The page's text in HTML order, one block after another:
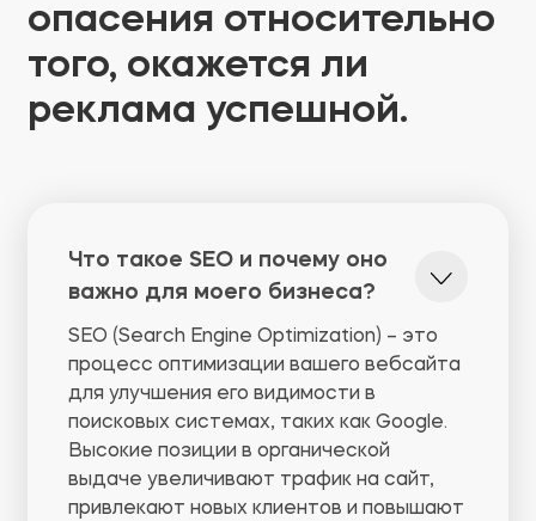
опасения относительно
того, окажется ли
реклама успешной.
Что такое SEO и почему оно
важно для моего бизнеса?
SEO (Search Engine Optimization) – это
процесс оптимизации вашего вебсайта
для улучшения его видимости в
поисковых системах, таких как Google.
Высокие позиции в органической
выдаче увеличивают трафик на сайт,
привлекают новых клиентов и повышают